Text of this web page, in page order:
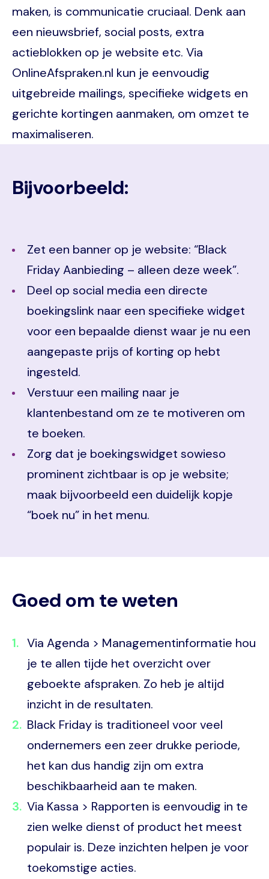
maken, is communicatie cruciaal. Denk aan
een nieuwsbrief, social posts, extra
actieblokken op je website etc. Via
OnlineAfspraken.nl kun je eenvoudig
uitgebreide mailings, specifieke widgets en
gerichte kortingen aanmaken, om omzet te
maximaliseren.
Bijvoorbeeld:
Zet een banner op je website: “Black
Friday Aanbieding – alleen deze week”.
Deel op social media een directe
boekingslink naar een specifieke widget
voor een bepaalde dienst waar je nu een
aangepaste prijs of korting op hebt
ingesteld.
Verstuur een mailing naar je
klantenbestand om ze te motiveren om
te boeken.
Zorg dat je boekingswidget sowieso
prominent zichtbaar is op je website;
maak bijvoorbeeld een duidelijk kopje
“boek nu” in het menu.
Goed om te weten
Via Agenda > Managementinformatie hou
je te allen tijde het overzicht over
geboekte afspraken. Zo heb je altijd
inzicht in de resultaten.
Black Friday is traditioneel voor veel
ondernemers een zeer drukke periode,
het kan dus handig zijn om extra
beschikbaarheid aan te maken.
Via Kassa > Rapporten is eenvoudig in te
zien welke dienst of product het meest
populair is. Deze inzichten helpen je voor
toekomstige acties.